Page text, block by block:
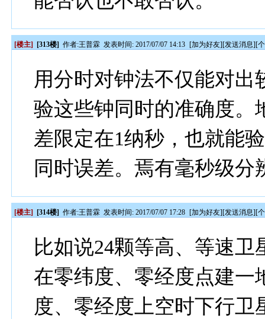
[楼主] [313楼] 作者:王普霖 发表时间: 2017/07/07 14:13 [加为好友][发送消息][
用分时对钟法不仅能对
验这些钟同时的准确度。
差限定在1纳秒，也就能
同时误差。焉有毫秒级分
[楼主] [314楼] 作者:王普霖 发表时间: 2017/07/07 17:28 [加为好友][发送消息][
比如说24颗等高、等速
在零纬度、零经度点建一
度、零经度上空时下行